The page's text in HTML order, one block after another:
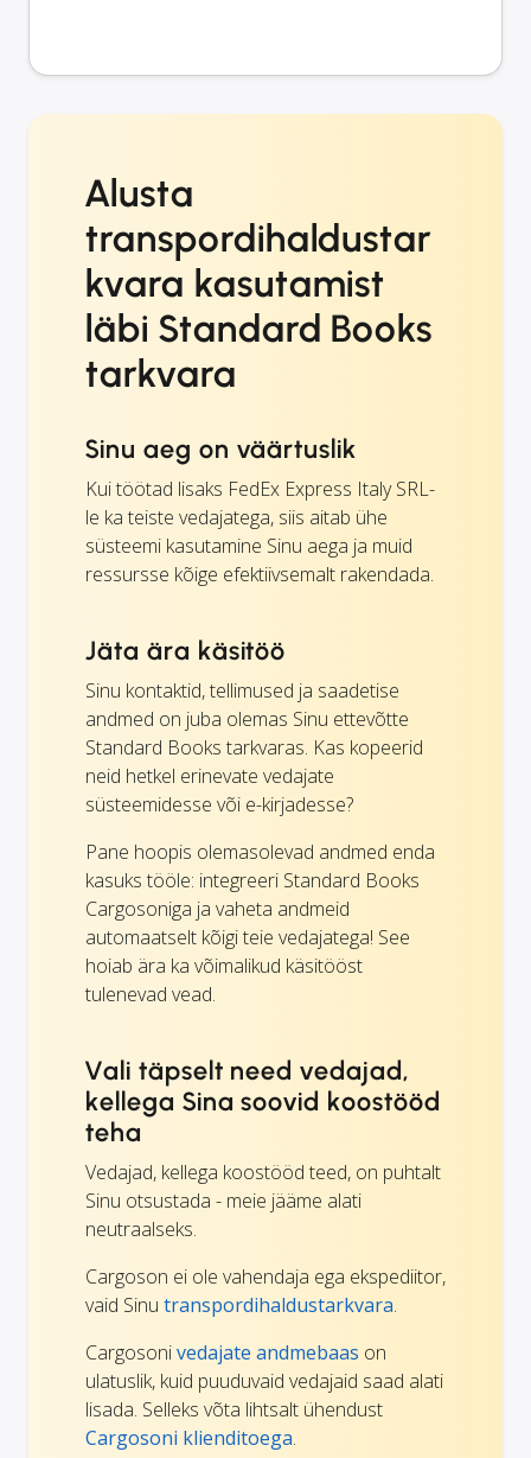
Alusta
transpordihaldustar
kvara kasutamist
läbi Standard Books
tarkvara
Sinu aeg on väärtuslik
Kui töötad lisaks FedEx Express Italy SRL-
le ka teiste vedajatega, siis aitab ühe
süsteemi kasutamine Sinu aega ja muid
ressursse kõige efektiivsemalt rakendada.
Jäta ära käsitöö
Sinu kontaktid, tellimused ja saadetise
andmed on juba olemas Sinu ettevõtte
Standard Books tarkvaras. Kas kopeerid
neid hetkel erinevate vedajate
süsteemidesse või e-kirjadesse?
Pane hoopis olemasolevad andmed enda
kasuks tööle: integreeri Standard Books
Cargosoniga ja vaheta andmeid
automaatselt kõigi teie vedajatega! See
hoiab ära ka võimalikud käsitööst
tulenevad vead.
Vali täpselt need vedajad,
kellega Sina soovid koostööd
teha
Vedajad, kellega koostööd teed, on puhtalt
Sinu otsustada - meie jääme alati
neutraalseks.
Cargoson ei ole vahendaja ega ekspediitor,
vaid Sinu transpordihaldustarkvara.
Cargosonivedajate andmebaas on
ulatuslik, kuid puuduvaid vedajaid saad alati
lisada. Selleks võta lihtsalt ühendust
Cargosoni klienditoega.